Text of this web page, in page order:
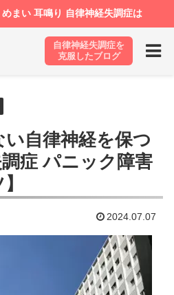
自律神経失調症パニック障害
自律神経を保つ
症 パニック障害
2024.07.07
自律神経失調症を
克服したブログ